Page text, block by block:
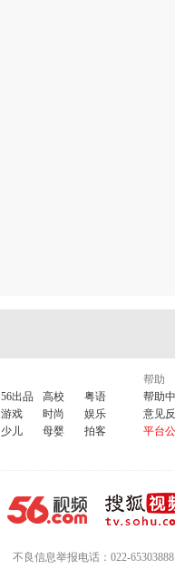
56出品 高校
粤语
游戏 时尚
娱乐
少儿 母婴 拍客
帮助
帮助
意见
平台
不良信息举报电话：022-65303888